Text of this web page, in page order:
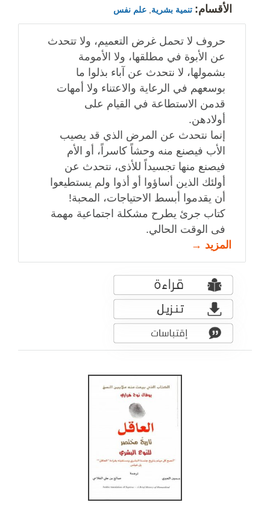
الأقسام: تنمية بشرية, علم نفس
حروف لا تحمل غرض التعميم، ولا تتحدث
عن الأبوة في مطلقها، ولا الأمومة
بشمولها، لا نتحدث عن آباء بذلوا ما
بوسعهم في الرعاية والاعتناء ولا أمهات
قدمن الاستطاعة في القيام على
أولادهن.
إنما نتحدث عن المرض الذي قد يصيب
الأب فيصنع منه وحشاً كاسراً، أو الأم
فيصنع منها تجسيداً للأذى، نتحدث عن
أولئك الذين أساؤوا أو أذوا ولم يستطيعوا
أن يقدموا أبسط الاحتياجات، المحبة!
كتاب جرئ يطرح مشكلة اجتماعية مهمة
فى الوقت الحالي.
المزيد →